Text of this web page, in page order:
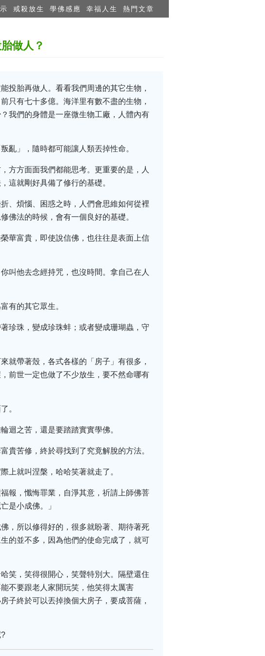
戒殺放生 學佛感應 幸福人生 熱門文章
做人？
投胎再做人。看看我們周邊的其它生物，
只有七十多億。海洋里有數不盡的生物，
我們的身體是一座微生物工廠，人體內有
亂」，隨時都可能讓人類丟掉性命。
方方面面我們都能思考。更重要的是，人
這就剛好具備了修行的基礎。
、煩惱、困惑之時，人們會思維如何從裡
佛法的時候，會有一個良好的基礎。
華富貴，即使說信佛，也往往是表面上信
叫他去念經持咒，也沒時間。拿自己在人
有的其它眾生。
珍珠，變成珍珠蚌；或者變成珊瑚蟲，守
就帶著殼，各式各樣的「房子」有很多，
前世一定也做了不少放生，要不然命哪有
。
迴之苦，還是要踏踏實實學佛。
貴苦修，終於尋找到了究竟解脫的方法。
上就叫涅槃，哈哈笑著就走了。
報，懺悔罪業，自淨其意，祈請上師佛菩
是小成佛。」
，所以修得好的，很多就盼著、期待著死
的並不多，因為他們的使命完成了，就可
笑，笑得很開心，笑聲特別大。隔壁還住
不要跟老人家開玩笑，他笑得太厲害
子終於可以丟掉換個大房子，要成菩薩，